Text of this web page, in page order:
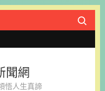
Search
聞網
悟人生真諦